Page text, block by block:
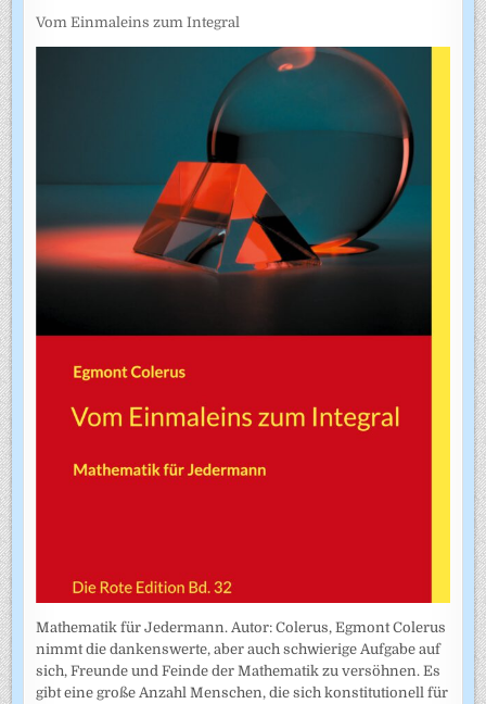
Vom Einmaleins zum Integral
Mathematik für Jedermann. Autor: Colerus, Egmont Colerus
nimmt die dankenswerte, aber auch schwierige Aufgabe auf
sich, Freunde und Feinde der Mathematik zu versöhnen. Es
gibt eine große Anzahl Menschen, die sich konstitutionell für